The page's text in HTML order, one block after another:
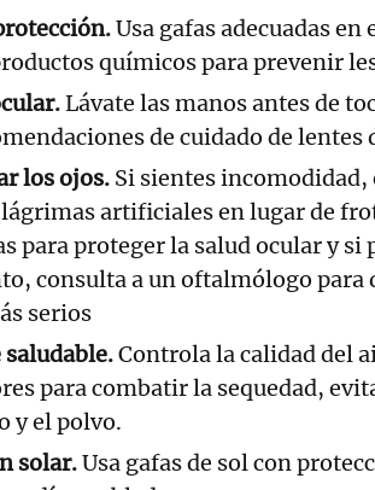
Usa gafas adecuadas
químicos para prevenir
Lávate las manos antes de
de cuidado de lentes
los ojos. Si sientes incomodidad,
lágrimas artificiales en lugar de
para proteger la salud ocular y si
consulta a un oftalmólogo para
serios
Controla la calidad del
para combatir la sequedad,
y el polvo.
solar.Usa gafas de sol con